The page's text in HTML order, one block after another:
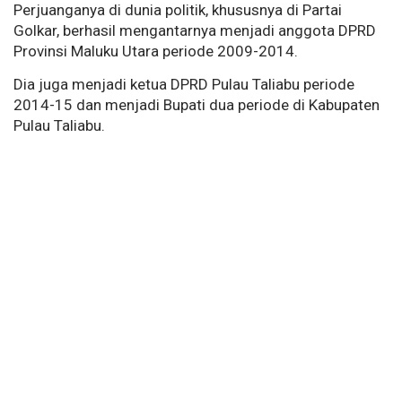
Perjuanganya di dunia politik, khususnya di Partai
Golkar, berhasil mengantarnya menjadi anggota DPRD
Provinsi Maluku Utara periode 2009-2014.
Dia juga menjadi ketua DPRD Pulau Taliabu periode
2014-15 dan menjadi Bupati dua periode di Kabupaten
Pulau Taliabu.